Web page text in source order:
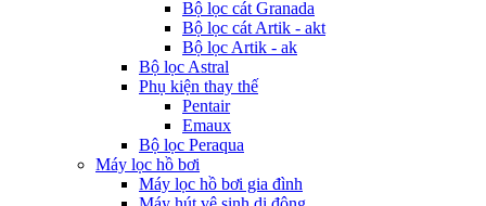
Bộ lọc cát Granada
Bộ lọc cát Artik - akt
Bộ lọc Artik - ak
Bộ lọc Astral
Phụ kiện thay thế
Pentair
Emaux
Bộ lọc Peraqua
Máy lọc hồ bơi
Máy lọc hồ bơi gia đình